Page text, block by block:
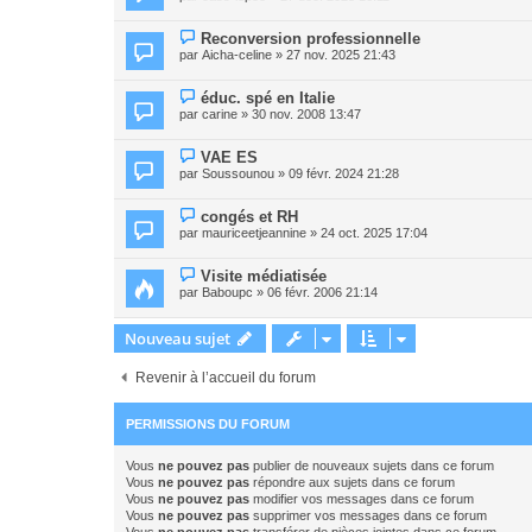
Reconversion professionnelle
par Aicha-celine » 27 nov. 2025 21:43
éduc. spé en Italie
par carine » 30 nov. 2008 13:47
VAE ES
par Soussounou » 09 févr. 2024 21:28
congés et RH
par mauriceetjeannine » 24 oct. 2025 17:04
Visite médiatisée
par Baboupc » 06 févr. 2006 21:14
Nouveau sujet
Revenir à l’accueil du forum
PERMISSIONS DU FORUM
Vous ne pouvez pas publier de nouveaux sujets dans ce forum
Vous ne pouvez pas répondre aux sujets dans ce forum
Vous ne pouvez pas modifier vos messages dans ce forum
Vous ne pouvez pas supprimer vos messages dans ce forum